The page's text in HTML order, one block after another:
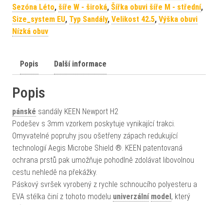
Sezóna Léto, šíře W - široká, Šířka obuvi šíře M - střední,
Size_system EU, Typ Sandály, Velikost 42.5, Výška obuvi
Nízká obuv
Popis Další informace
Popis
pánské sandály KEEN Newport H2
Podešev s 3mm vzorkem poskytuje vynikající trakci.
Omyvatelné popruhy jsou ošetřeny zápach redukující
technologií Aegis Microbe Shield ®. KEEN patentovaná
ochrana prstů pak umožňuje pohodlně zdolávat libovolnou
cestu nehledě na překážky.
Páskový svršek vyrobený z rychle schnoucího polyesteru a
EVA stélka činí z tohoto modelu univerzální model, který